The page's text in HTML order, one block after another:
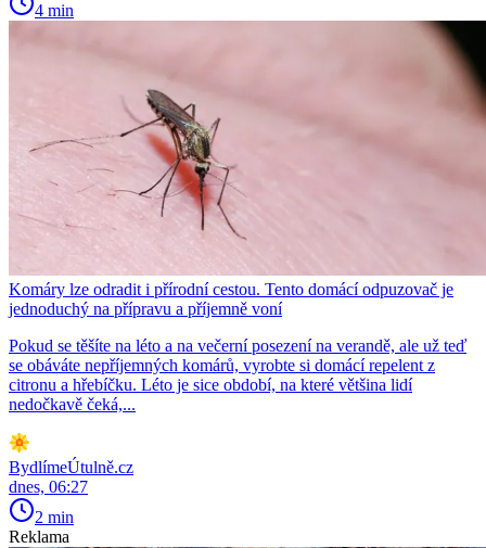
4 min
Komáry lze odradit i přírodní cestou. Tento domácí odpuzovač je
jednoduchý na přípravu a příjemně voní
Pokud se těšíte na léto a na večerní posezení na verandě, ale už teď
se obáváte nepříjemných komárů, vyrobte si domácí repelent z
citronu a hřebíčku. Léto je sice období, na které většina lidí
nedočkavě čeká,...
BydlímeÚtulně.cz
dnes, 06:27
2 min
Reklama